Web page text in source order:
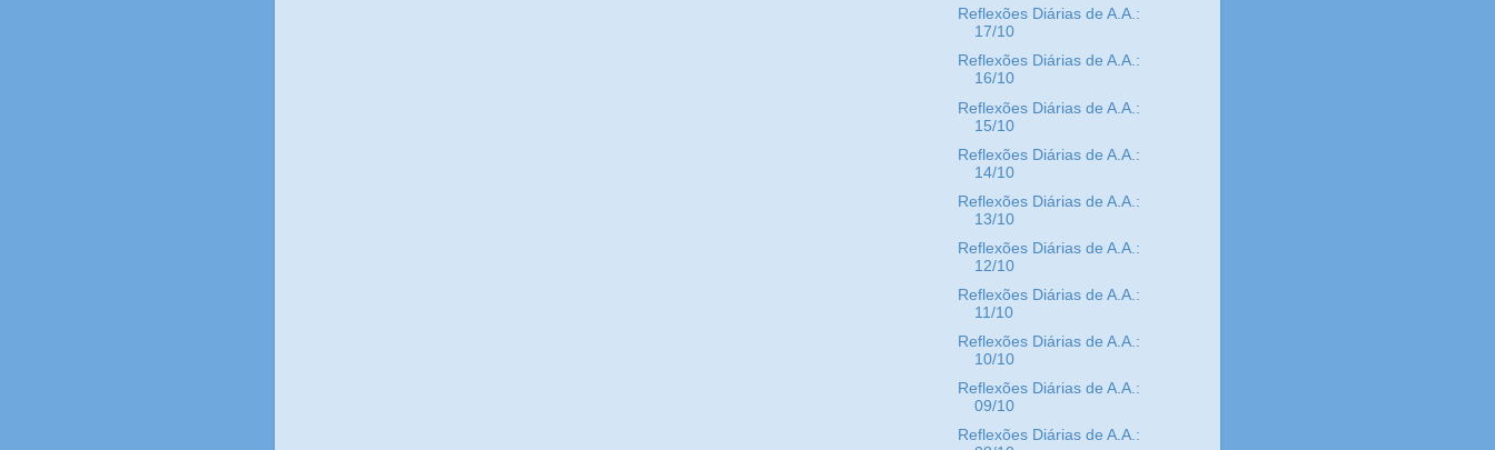
Reflexões Diárias de A.A.:
17/10
Reflexões Diárias de A.A.:
16/10
Reflexões Diárias de A.A.:
15/10
Reflexões Diárias de A.A.:
14/10
Reflexões Diárias de A.A.:
13/10
Reflexões Diárias de A.A.:
12/10
Reflexões Diárias de A.A.:
11/10
Reflexões Diárias de A.A.:
10/10
Reflexões Diárias de A.A.:
09/10
Reflexões Diárias de A.A.: